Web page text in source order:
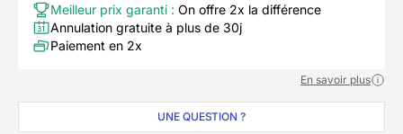
Meilleur prix garanti : On offre 2x la différence
Annulation gratuite à plus de 30j
Paiement en 2x
En savoir plus
UNE QUESTION ?